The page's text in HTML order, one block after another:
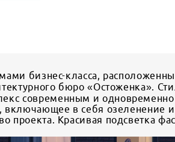
бизнес-класса,
бюро «Остоженка».
современным и
включающее в себя озеленение
Красивая подсветка